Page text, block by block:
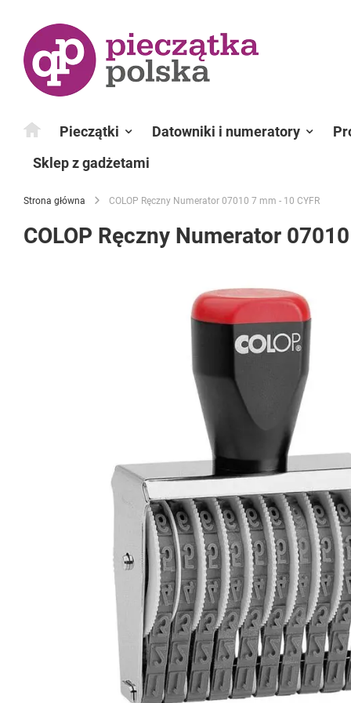
Pieczątki Datowniki i numeratory
Sklep z gadżetami
Strona główna COLOP Ręczny Numerator 07010 7 mm - 10 CYFR
COLOP Ręczny Numerator